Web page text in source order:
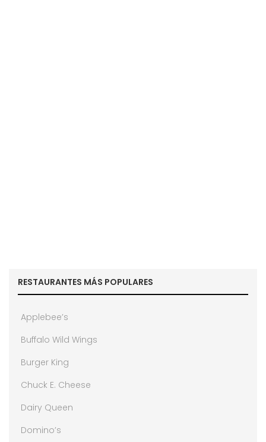
RESTAURANTES MÁS POPULARES
Applebee’s
Buffalo Wild Wings
Burger King
Chuck E. Cheese
Dairy Queen
Domino’s